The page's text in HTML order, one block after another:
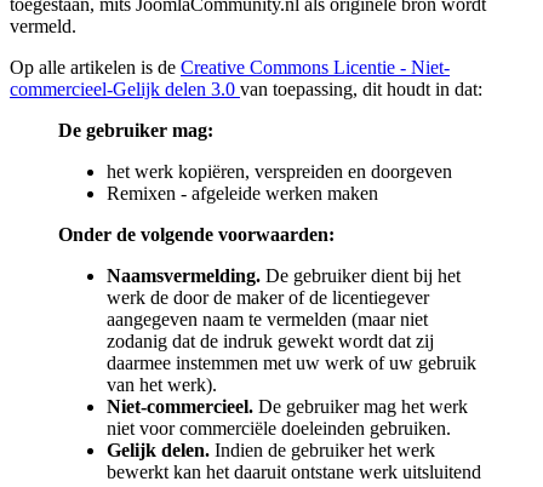
toegestaan, mits JoomlaCommunity.nl als originele bron wordt
vermeld.
Op alle artikelen is de Creative Commons Licentie - Niet-
commercieel-Gelijk delen 3.0 van toepassing, dit houdt in dat:
De gebruiker mag:
het werk kopiëren, verspreiden en doorgeven
Remixen - afgeleide werken maken
Onder de volgende voorwaarden:
Naamsvermelding. De gebruiker dient bij het
werk de door de maker of de licentiegever
aangegeven naam te vermelden (maar niet
zodanig dat de indruk gewekt wordt dat zij
daarmee instemmen met uw werk of uw gebruik
van het werk).
Niet-commercieel. De gebruiker mag het werk
niet voor commerciële doeleinden gebruiken.
Gelijk delen. Indien de gebruiker het werk
bewerkt kan het daaruit ontstane werk uitsluitend